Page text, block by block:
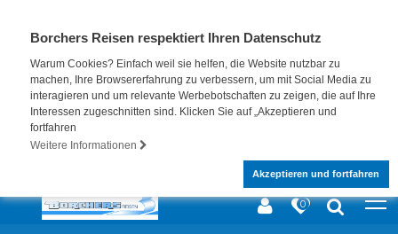
Borchers Reisen respektiert Ihren Datenschutz
Warum Cookies? Einfach weil sie helfen, die Website nutzbar zu
machen, Ihre Browsererfahrung zu verbessern, um mit Social Media zu
interagieren und um relevante Werbebotschaften zu zeigen, die auf Ihre
Interessen zugeschnitten sind. Klicken Sie auf „Akzeptieren und
fortfahren
Weitere Informationen
Akzeptieren und fortfahren
0